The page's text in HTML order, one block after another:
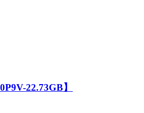
22.73GB】